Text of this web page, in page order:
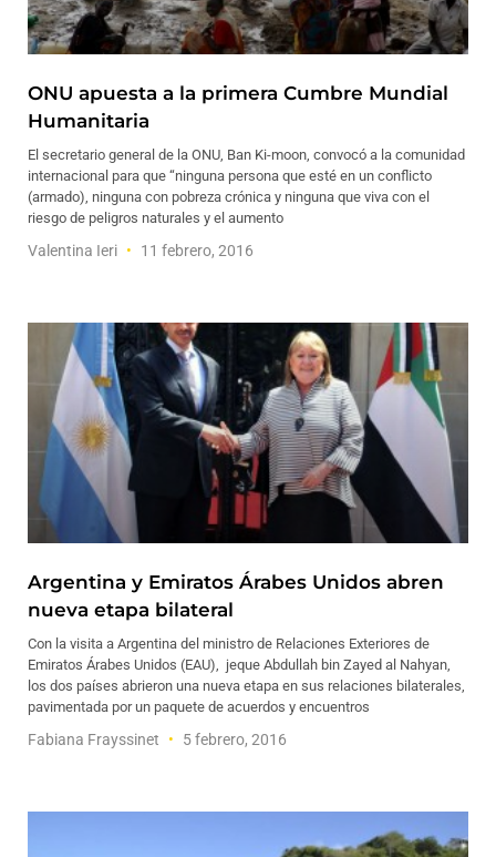
ONU apuesta a la primera Cumbre Mundial
Humanitaria
El secretario general de la ONU, Ban Ki-moon, convocó a la comunidad
internacional para que “ninguna persona que esté en un conflicto
(armado), ninguna con pobreza crónica y ninguna que viva con el
riesgo de peligros naturales y el aumento
Valentina Ieri 11 febrero, 2016
Argentina y Emiratos Árabes Unidos abren
nueva etapa bilateral
Con la visita a Argentina del ministro de Relaciones Exteriores de
Emiratos Árabes Unidos (EAU), jeque Abdullah bin Zayed al Nahyan,
los dos países abrieron una nueva etapa en sus relaciones bilaterales,
pavimentada por un paquete de acuerdos y encuentros
Fabiana Frayssinet 5 febrero, 2016